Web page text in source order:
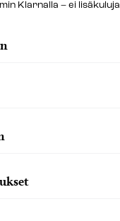
Klarnalla – ei lisäkuluja